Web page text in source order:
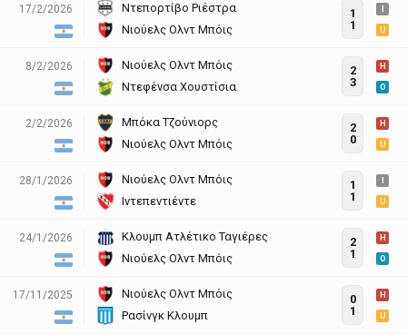
17/2/2026
Ντεπορτίβο Ριέστρα
Νιούελς Ολντ Μπόις
1
1
U
8/2/2026
Νιούελς Ολντ Μπόις
Ντεφένσα Xoυστίσια
2
3
H
O
2/2/2026
Μπόκα Τζούνιορς
Νιούελς Ολντ Μπόις
2
0
H
U
28/1/2026
Νιούελς Ολντ Μπόις
Ιντεπεντιέντε
1
1
U
24/1/2026
Κλουμπ Ατλέτικο Ταγιέρες
Νιούελς Ολντ Μπόις
2
1
H
O
17/11/2025
Νιούελς Ολντ Μπόις
Ρασίνγκ Κλουμπ
0
1
H
U